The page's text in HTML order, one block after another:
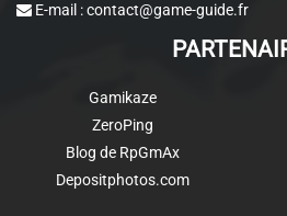
E-mail :contact@game-guide.fr
Gamikaze
ZeroPing
Blog de RpGmAx
Depositphotos.com